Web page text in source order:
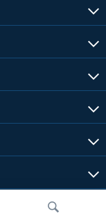
ຕາມເວລາໃນລາວ